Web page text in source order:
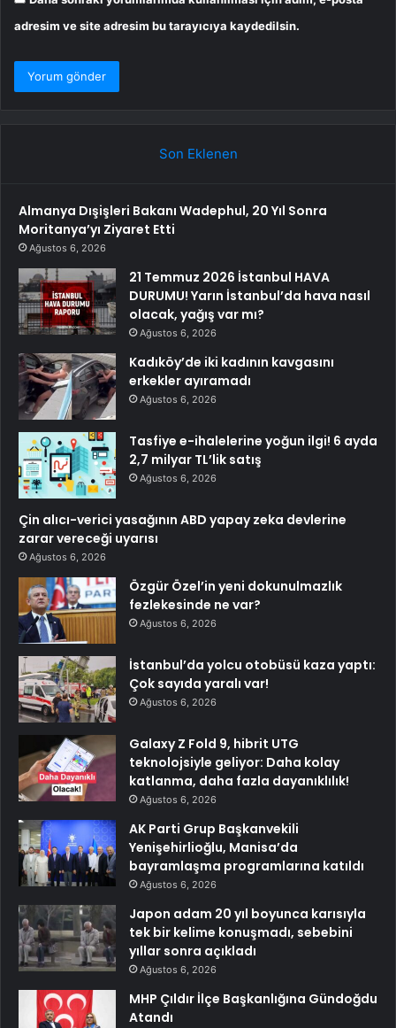
adresim ve site adresim bu tarayıcıya kaydedilsin.
Son Eklenen
Almanya Dışişleri Bakanı Wadephul, 20 Yıl Sonra
Moritanya’yı Ziyaret Etti
Ağustos 6, 2026
21 Temmuz 2026 İstanbul HAVA
DURUMU! Yarın İstanbul’da hava nasıl
olacak, yağış var mı?
Ağustos 6, 2026
Kadıköy’de iki kadının kavgasını
erkekler ayıramadı
Ağustos 6, 2026
Tasfiye e-ihalelerine yoğun ilgi! 6 ayda
2,7 milyar TL’lik satış
Ağustos 6, 2026
Çin alıcı-verici yasağının ABD yapay zeka devlerine
zarar vereceği uyarısı
Ağustos 6, 2026
Özgür Özel’in yeni dokunulmazlık
fezlekesinde ne var?
Ağustos 6, 2026
İstanbul’da yolcu otobüsü kaza yaptı:
Çok sayıda yaralı var!
Ağustos 6, 2026
Galaxy Z Fold 9, hibrit UTG
teknolojsiyle geliyor: Daha kolay
katlanma, daha fazla dayanıklılık!
Ağustos 6, 2026
AK Parti Grup Başkanvekili
Yenişehirlioğlu, Manisa’da
bayramlaşma programlarına katıldı
Ağustos 6, 2026
Japon adam 20 yıl boyunca karısıyla
tek bir kelime konuşmadı, sebebini
yıllar sonra açıkladı
Ağustos 6, 2026
MHP Çıldır İlçe Başkanlığına Gündoğdu
Atandı